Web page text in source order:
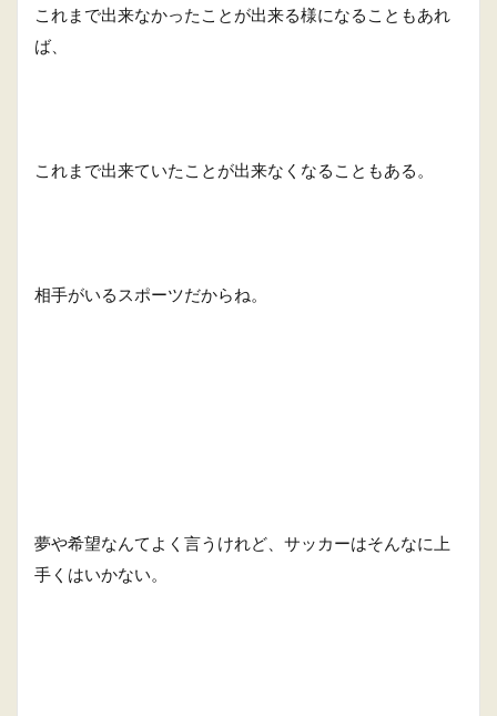
これまで出来なかったことが出来る様になることもあれ
ば、
これまで出来ていたことが出来なくなることもある。
相手がいるスポーツだからね。
夢や希望なんてよく言うけれど、サッカーはそんなに上
手くはいかない。